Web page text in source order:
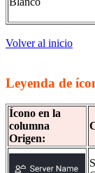
Volver al inicio
Leyenda de
Ícono en la
columna
Origen: